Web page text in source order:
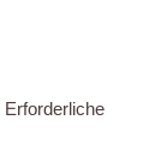
Erforderliche